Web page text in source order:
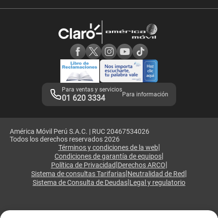
Consulta de IMEI
Consulta de reclamos
Adquirientes iPhone 6, 6S y SE
Mensaje de Seguridad
Términos y Condiciones de Tienda Claro
Libro de Reclamaciones
Legales de marketplace
Para ventas y servicios
01 620 3334 Para información
América Móvil Perú S.A.C. | RUC 20467534026
Todos los derechos reservados 2026
Términos y condiciones de la web|
Condiciones de garantía de equipos
Política de Privacidad Derechos ARCO
Sistema de consultas Tarifarias Neutralidad de Red
Sistema de Consulta de Deudas Legal y regulatorio